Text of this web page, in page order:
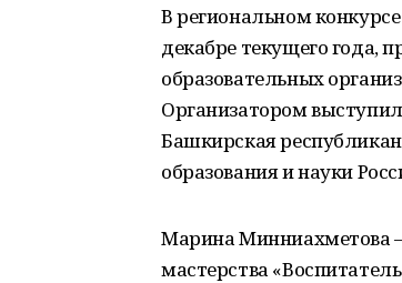
В региональном
декабре текущего года,
образовательных
Организатором
Башкирская
образования и науки
Марина Минниахметова –
мастерства